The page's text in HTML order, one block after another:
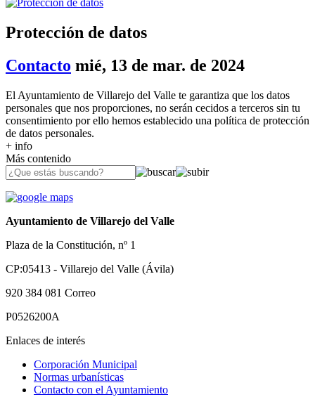
Protección de datos
Contacto mié, 13 de mar. de 2024
El Ayuntamiento de Villarejo del Valle te garantiza que los datos
personales que nos proporciones, no serán cecidos a terceros sin tu
consentimiento por ello hemos establecido una política de protección
de datos personales.
+ info
Más contenido
Ayuntamiento de Villarejo del Valle
Plaza de la Constitución, nº 1
CP:05413 - Villarejo del Valle (Ávila)
920 384 081 Correo
P0526200A
Enlaces de interés
Corporación Municipal
Normas urbanísticas
Contacto con el Ayuntamiento